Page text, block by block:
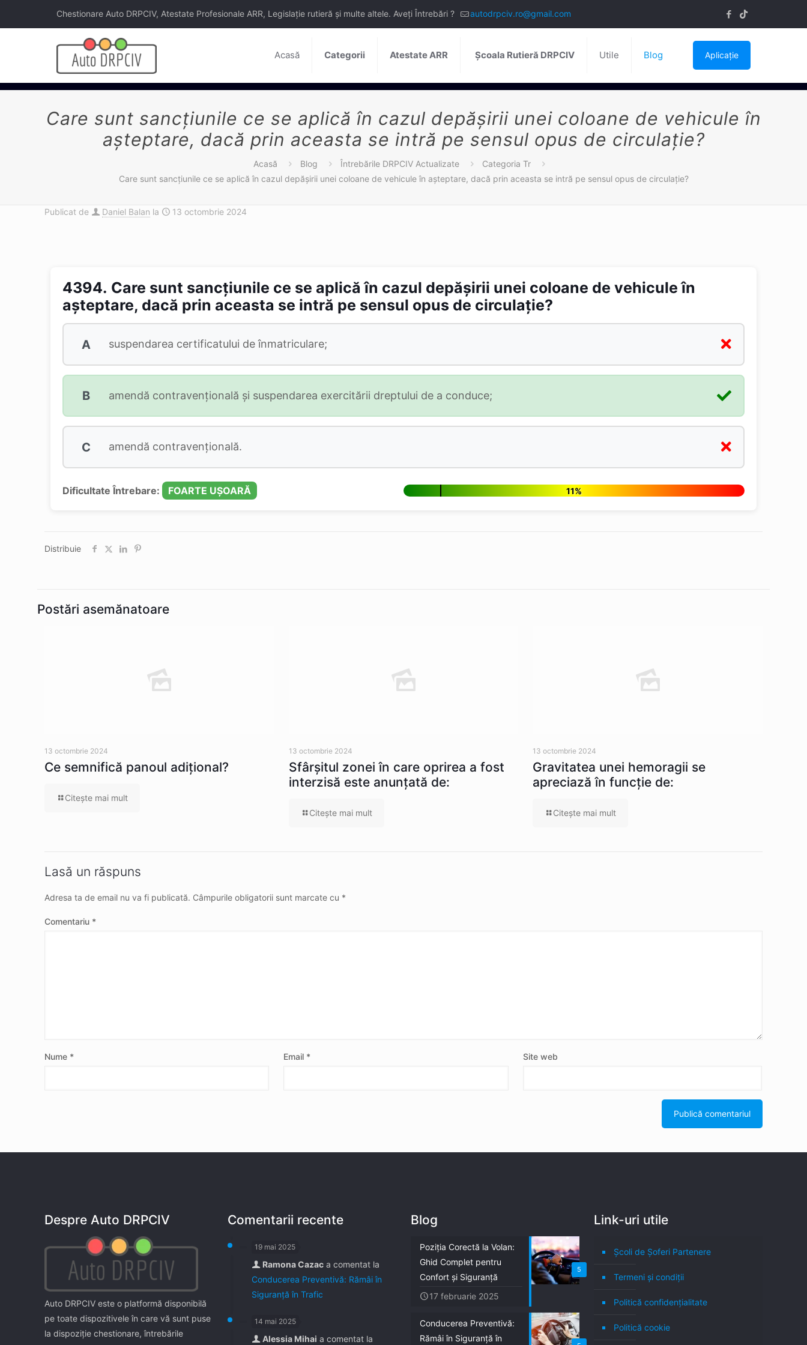
Chestionare Auto DRPCIV, Atestate Profesionale ARR, Legislație rutieră și multe altele. Aveți Întrebări ? autodrpciv.ro@gmail.com
Acasă Categorii Atestate ARR Școala Rutieră DRPCIV Utile Blog Aplicație
Care sunt sancțiunile ce se aplică în cazul depășirii unei coloane de vehicule în
așteptare, dacă prin aceasta se intră pe sensul opus de circulație?
Acasă Blog Întrebările DRPCIV Actualizate
Categoria Tr
Care sunt sancțiunile ce se aplică în cazul depășirii unei coloane de vehicule în așteptare, dacă prin aceasta se intră pe sensul opus de circulație?
Publicat de Daniel Balan la 13 octombrie 2024
4394. Care sunt sancțiunile ce se aplică în cazul depășirii unei coloane de vehicule în
așteptare, dacă prin aceasta se intră pe sensul opus de circulație?
A suspendarea certificatului de înmatriculare;
B amendă contravențională și suspendarea exercitării dreptului de a conduce;
C amendă contravențională.
Dificultate Întrebare: FOARTE UȘOARĂ 11%
Distribuie
Postări asemănatoare
13 octombrie 2024
Ce semnifică panoul adițional?
Citeşte mai mult
13 octombrie 2024
Sfârșitul zonei în care oprirea a fost
interzisă este anunțată de:
Citeşte mai mult
13 octombrie 2024
Gravitatea unei hemoragii se
apreciază în funcție de:
Citeşte mai mult
Lasă un răspuns
Adresa ta de email nu va fi publicată. Câmpurile obligatorii sunt marcate cu *
Comentariu *
Nume * Email * Site web
Despre Auto DRPCIV
Auto DRPCIV este o platformă disponibilă
pe toate dispozitivele în care vă sunt puse
la dispoziţie chestionare, întrebările
Comentarii recente
19 mai 2025
Ramona Cazac a comentat la
Conducerea Preventivă: Rămâi în
Siguranță în Trafic
14 mai 2025
Alessia Mihai a comentat la
Blog
5
Poziția Corectă la Volan:
Ghid Complet pentru
Confort și Siguranță
17 februarie 2025
Conducerea Preventivă:
Rămâi în Siguranță în
Link-uri utile
Școli de Șoferi Partenere
Termeni şi condiţii
Politică confidenţialitate
Politică cookie